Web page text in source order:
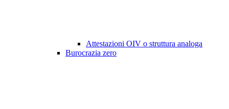
Attestazioni OIV o struttura analoga
Burocrazia zero